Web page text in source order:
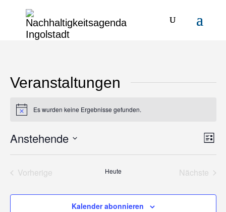
Veranstaltungen
HinweisEs wurden keine Ergebnisse gefunden.
Liste
Anstehende
Datum
wählen.
Vorherige
Heute
Nächste
Kalender abonnieren